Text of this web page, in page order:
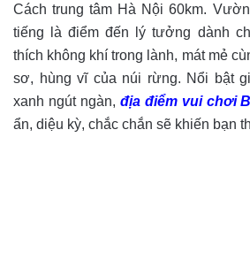
Cách trung tâm Hà Nội 60km.
tiếng là điểm đến lý tưởng dành
thích không khí trong lành, mát mẻ
sơ, hùng vĩ của núi rừng. Nổi bật
xanh ngút ngàn, địa điểm vui chơi
ẩn, diệu kỳ, chắc chắn sẽ khiến bạn